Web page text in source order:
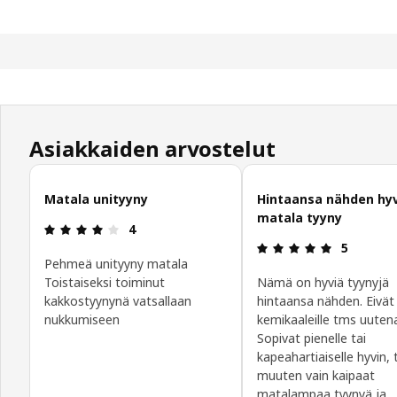
Asiakkaiden arvostelut
Ohita asiakasarvostelut
Matala unityyny
: 4 / 5 tähteä.
4
Pehmeä unityyny matala
Toistaiseksi toiminut
kakkostyynynä vatsallaan
nukkumiseen
Hintaansa nähden
matala tyyny
: 5 / 5
5
Nämä on hyviä tyynyjä
hintaansa nähden. Eivät
kemikaaleille tms
Sopivat pienelle tai
kapeahartiaiselle hyvin,
muuten vain kaipaat